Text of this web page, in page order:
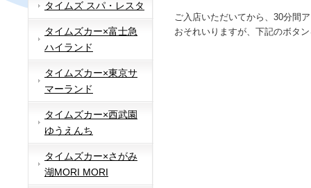
タイムズ スパ・レスタ
タイムズカー×富士急
ハイランド
タイムズカー×東京サ
マーランド
タイムズカー×西武園
ゆうえんち
タイムズカー×さがみ
湖MORI MORI
ご入店いただいてから、30分間
おそれいりますが、下記のボタ